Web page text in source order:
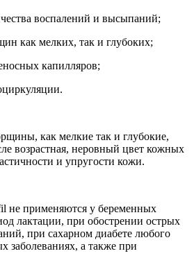
воспалений и высыпаний;
как мелких, так и глубоких;
капилляров;
как мелкие так и глубокие,
возрастная, неровный цвет кожных
и упругости кожи.
не применяются у беременных
лактации, при обострении острых
при сахарном диабете любого
заболеваниях, а также при